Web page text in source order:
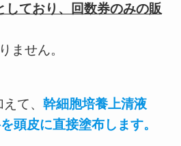
しており、回数券のみの販
ません。
て、 幹細胞培養上清液
頭皮に直接塗布します。